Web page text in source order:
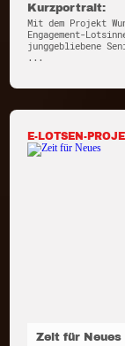
Kurzportrait:
Mit dem Projekt
Engagement-
junggebliebene
...
E-LOTSEN-
Zeit für Neues